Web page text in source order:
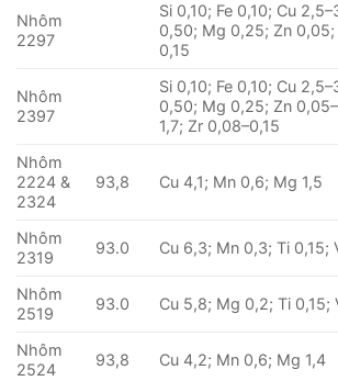
Nhôm
2297
Si 0,10; Fe 0,10; Cu
0,50; Mg 0,25; Zn 0,05;
0,15
Nhôm
2397
Si 0,10; Fe 0,10; Cu
0,50; Mg 0,25; Zn
1,7; Zr 0,08–0,15
Nhôm
2224 &
2324
93,8 Cu 4,1; Mn 0,6; Mg 1,5
Nhôm
2319
93.0 Cu 6,3; Mn 0,3; Ti 0,15;
Nhôm
2519
93.0 Cu 5,8; Mg 0,2; Ti 0,15;
Nhôm
2524
93,8 Cu 4,2; Mn 0,6; Mg 1,4